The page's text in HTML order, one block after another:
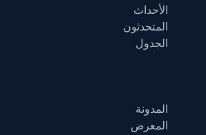
الأحداث
المتحدثون
الجدول
المدونة
المعرض